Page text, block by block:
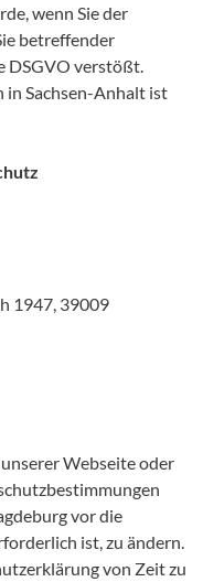
wenn Sie der
betreffender
DSGVO verstößt.
in Sachsen-Anhalt ist
1947, 39009
Webseite oder
vor die
ist, zu ändern.
von Zeit zu